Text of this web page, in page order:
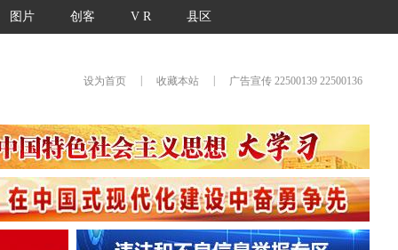
图片 创客 V R 县区
设为首页 收藏本站 广告宣传 22500139 22500136